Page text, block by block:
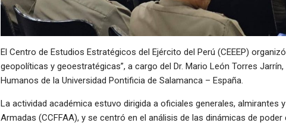
El Centro de Estudios Estratégicos del Ejército del Perú (CEEEP)
geopolíticas y geoestratégicas”, a cargo del Dr. Mario León Torres
Humanos de la Universidad Pontificia de Salamanca – España.
La actividad académica estuvo dirigida a oficiales generales,
Armadas (CCFFAA), y se centró en el análisis de las dinámicas de